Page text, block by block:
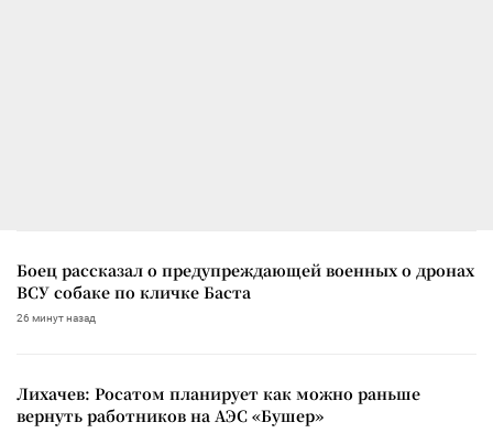
Боец рассказал о предупреждающей военных о дронах
ВСУ собаке по кличке Баста
26 минут назад
Лихачев: Росатом планирует как можно раньше
вернуть работников на АЭС «Бушер»